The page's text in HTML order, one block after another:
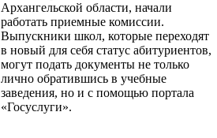
Архангельской области, начали
работать приемные комиссии.
Выпускники школ, которые переходят
в новый для себя статус абитуриентов,
могут подать документы не только
лично обратившись в учебные
заведения, но и с помощью портала
«Госуслуги».